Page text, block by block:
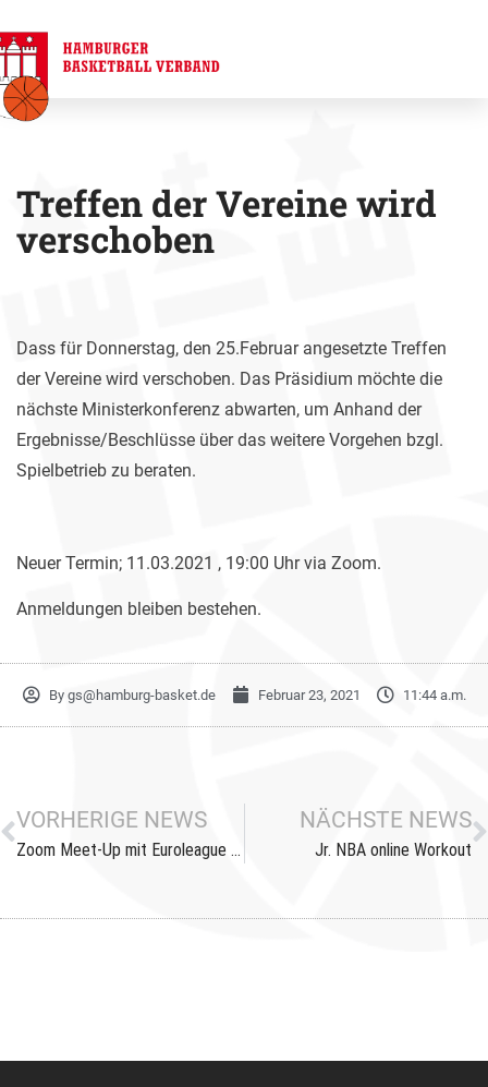
Treffen der Vereine wird
verschoben
Dass für Donnerstag, den 25.Februar angesetzte Treffen
der Vereine wird verschoben. Das Präsidium möchte die
nächste Ministerkonferenz abwarten, um Anhand der
Ergebnisse/Beschlüsse über das weitere Vorgehen bzgl.
Spielbetrieb zu beraten.
Neuer Termin; 11.03.2021 , 19:00 Uhr via Zoom.
Anmeldungen bleiben bestehen.
Bygs@hamburg-basket.de Februar 23, 2021 11:44 a.m.
VORHERIGE NEWS
Zoom Meet-Up mit Euroleague Head Coach Martin Schiller
NÄCHSTE NEWS
Jr. NBA online Workout